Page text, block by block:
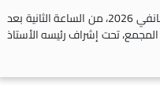
اجتماعَه في دورة عادية يوم الخميس 15 جانفي 2026، من الساعة الثانية بعد
تحت إشراف رئيسه الأستاذ